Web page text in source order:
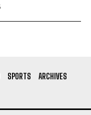
SPORTS
ARCHIVES